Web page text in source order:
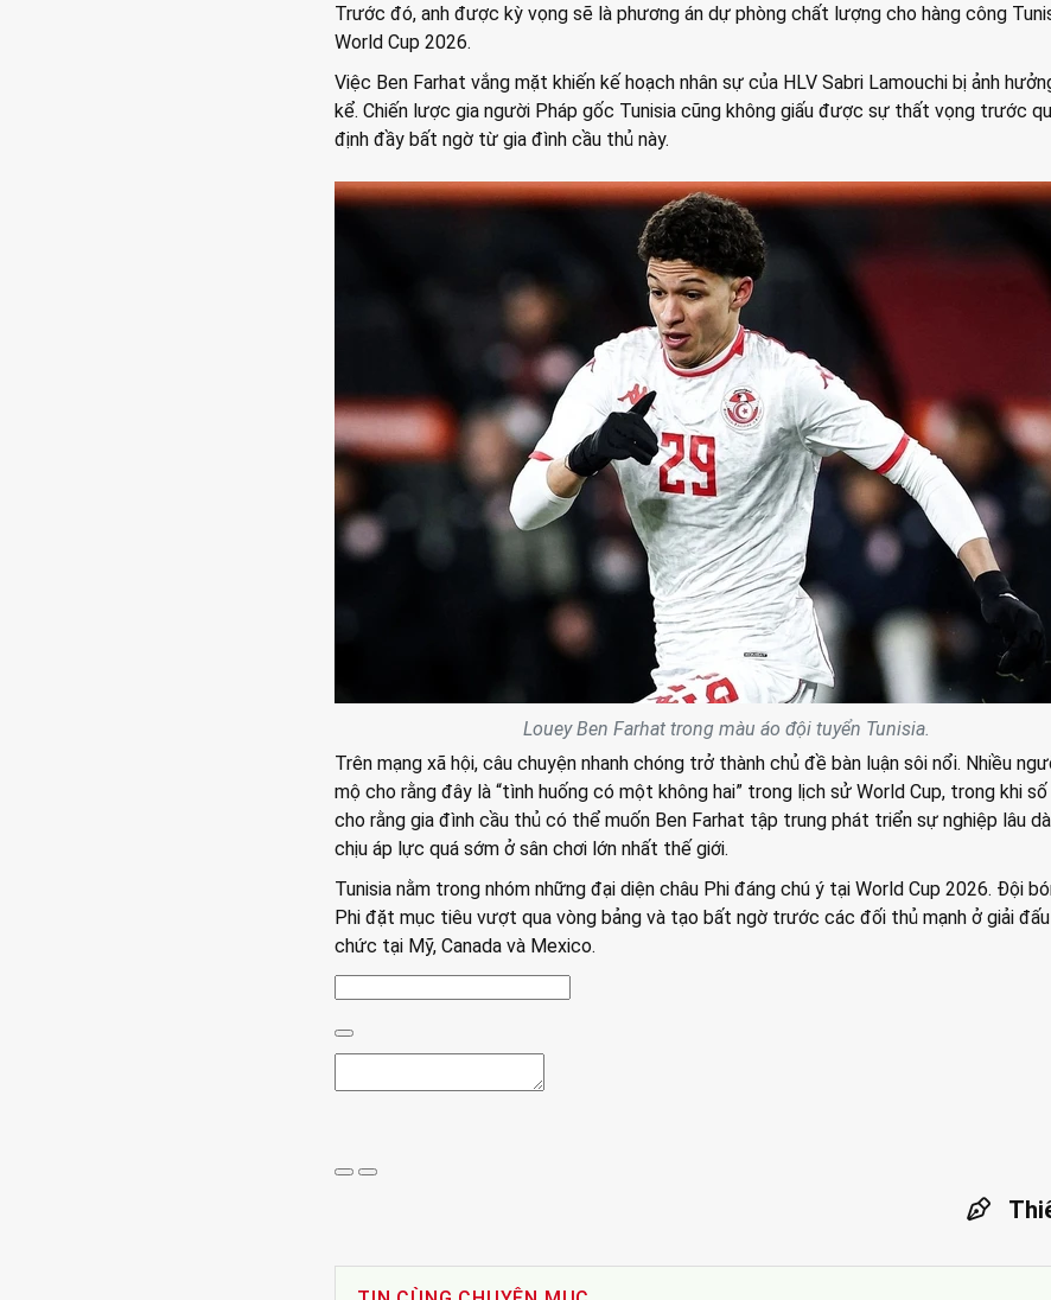
Trước đó, anh được kỳ vọng sẽ là phương án dự phòng chất lượng cho hàng công
World Cup 2026.
Việc Ben Farhat vắng mặt khiến kế hoạch nhân sự của HLV Sabri Lamouchi bị ảnh
kể. Chiến lược gia người Pháp gốc Tunisia cũng không giấu được sự thất vọng trước
định đầy bất ngờ từ gia đình cầu thủ này.
Louey Ben Farhat trong màu áo đội tuyển Tunisia.
Trên mạng xã hội, câu chuyện nhanh chóng trở thành chủ đề bàn luận sôi nổi. Nhiều
mộ cho rằng đây là “tình huống có một không hai” trong lịch sử World Cup, trong khi số
cho rằng gia đình cầu thủ có thể muốn Ben Farhat tập trung phát triển sự nghiệp lâu
chịu áp lực quá sớm ở sân chơi lớn nhất thế giới.
Tunisia nằm trong nhóm những đại diện châu Phi đáng chú ý tại World Cup 2026. Đội
Phi đặt mục tiêu vượt qua vòng bảng và tạo bất ngờ trước các đối thủ mạnh ở giải
chức tại Mỹ, Canada và Mexico.